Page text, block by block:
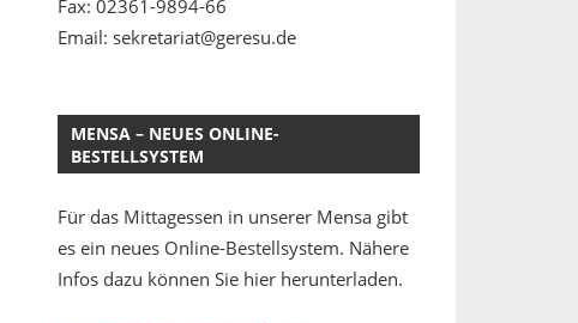
Fax: 02361-9894-66
Email: sekretariat@geresu.de
MENSA – NEUES ONLINE-
BESTELLSYSTEM
Für das Mittagessen in unserer Mensa gibt
es ein neues Online-Bestellsystem. Nähere
Infos dazu können Sie hier herunterladen.